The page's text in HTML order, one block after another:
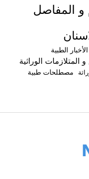
المفاصل
الأخبار الطبية
المتلازمات الوراثية
مصطلحات طبية